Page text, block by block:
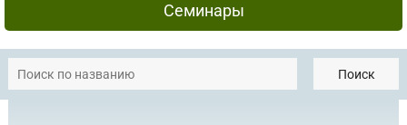
Семинары
Поиск